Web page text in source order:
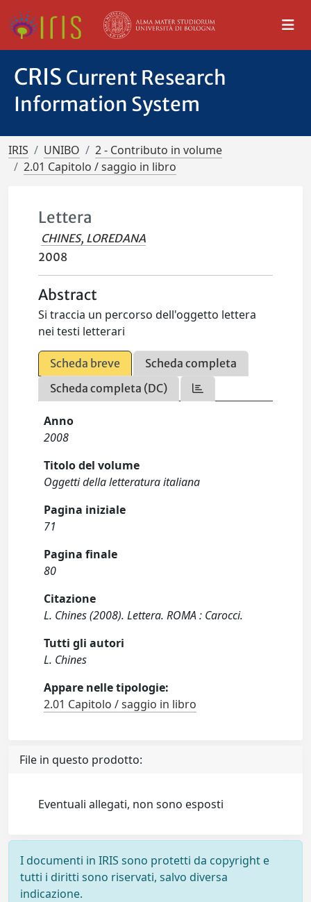
CRIS Current Research
Information System
IRIS UNIBO
2 - Contributo in volume
2.01 Capitolo / saggio in libro
Lettera
CHINES, LOREDANA
2008
Abstract
Si traccia un percorso dell'oggetto lettera
nei testi letterari
Scheda breve
Scheda completa
Scheda completa (DC)
Anno
2008
Titolo del volume
Oggetti della letteratura italiana
Pagina iniziale
71
Pagina finale
80
Citazione
L. Chines (2008). Lettera. ROMA : Carocci.
Tutti gli autori
L. Chines
Appare nelle tipologie:
2.01 Capitolo / saggio in libro
File in questo prodotto:
Eventuali allegati, non sono esposti
I documenti in IRIS sono protetti da copyright e
tutti i diritti sono riservati, salvo diversa
indicazione.